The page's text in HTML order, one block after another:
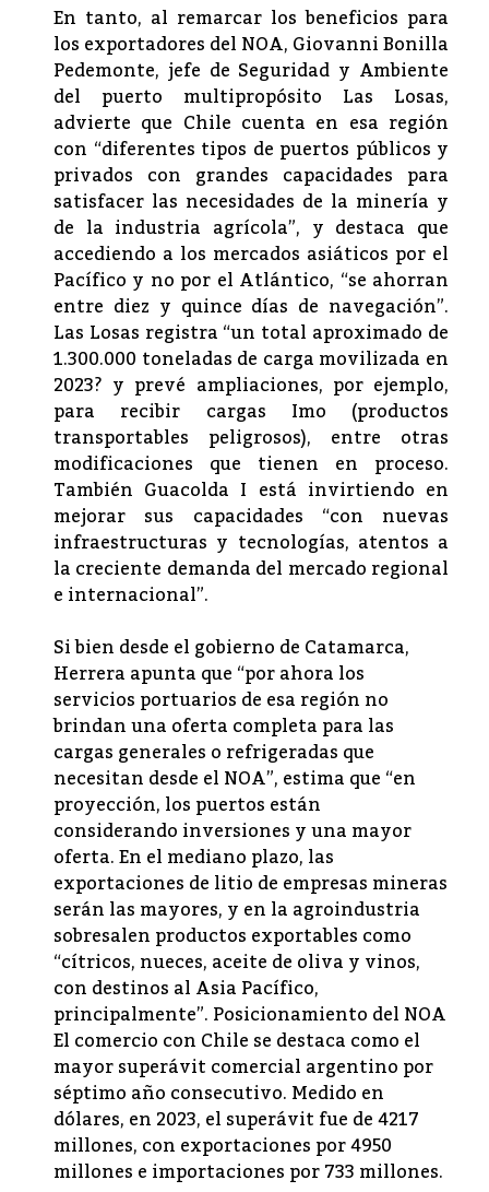
En tanto, al remarcar los beneficios para
los exportadores del NOA, Giovanni Bonilla
Pedemonte, jefe de Seguridad y Ambiente
del puerto multipropósito Las Losas,
advierte que Chile cuenta en esa región
con “diferentes tipos de puertos públicos y
privados con grandes capacidades para
satisfacer las necesidades de la minería y
de la industria agrícola”, y destaca que
accediendo a los mercados asiáticos por el
Pacífico y no por el Atlántico, “se ahorran
entre diez y quince días de navegación”.
Las Losas registra “un total aproximado de
1.300.000 toneladas de carga movilizada en
2023? y prevé ampliaciones, por ejemplo,
para recibir cargas Imo (productos
transportables peligrosos), entre otras
modificaciones que tienen en proceso.
También Guacolda I está invirtiendo en
mejorar sus capacidades “con nuevas
infraestructuras y tecnologías, atentos a
la creciente demanda del mercado regional
e internacional”.
Si bien desde el gobierno de Catamarca,
Herrera apunta que “por ahora los
servicios portuarios de esa región no
brindan una oferta completa para las
cargas generales o refrigeradas que
necesitan desde el NOA”, estima que “en
proyección, los puertos están
considerando inversiones y una mayor
oferta. En el mediano plazo, las
exportaciones de litio de empresas mineras
serán las mayores, y en la agroindustria
sobresalen productos exportables como
“cítricos, nueces, aceite de oliva y vinos,
con destinos al Asia Pacífico,
principalmente”. Posicionamiento del NOA
El comercio con Chile se destaca como el
mayor superávit comercial argentino por
séptimo año consecutivo. Medido en
dólares, en 2023, el superávit fue de 4217
millones, con exportaciones por 4950
millones e importaciones por 733 millones.